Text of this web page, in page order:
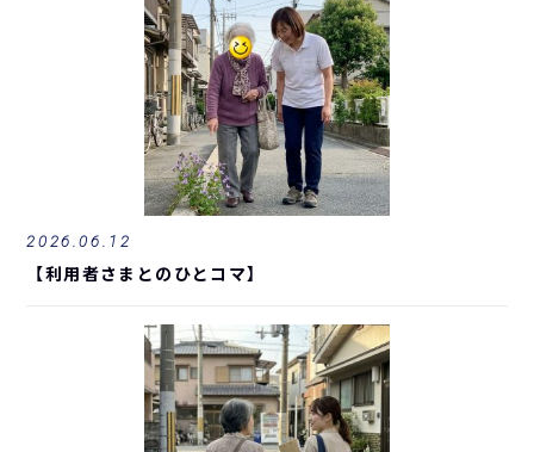
2026.06.12
【利用者さまとのひとコマ】